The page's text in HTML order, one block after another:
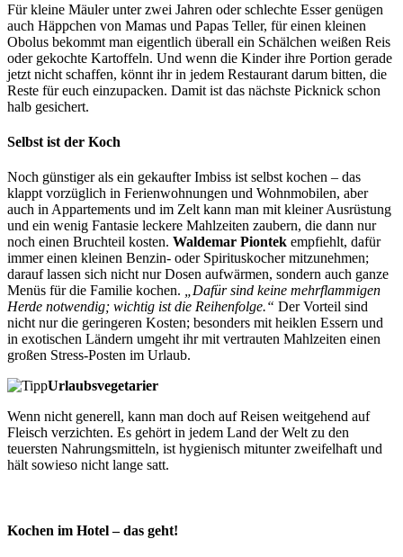
Für kleine Mäuler unter zwei Jahren oder schlechte Esser genügen
auch Häppchen von Mamas und Papas Teller, für einen kleinen
Obolus bekommt man eigentlich überall ein Schälchen weißen Reis
oder gekochte Kartoffeln. Und wenn die Kinder ihre Portion gerade
jetzt nicht schaffen, könnt ihr in jedem Restaurant darum bitten, die
Reste für euch einzupacken. Damit ist das nächste Picknick schon
halb gesichert.
Selbst ist der Koch
Noch günstiger als ein gekaufter Imbiss ist selbst kochen – das
klappt vorzüglich in Ferienwohnungen und Wohnmobilen, aber
auch in Appartements und im Zelt kann man mit kleiner Ausrüstung
und ein wenig Fantasie leckere Mahlzeiten zaubern, die dann nur
noch einen Bruchteil kosten. Waldemar Piontek empfiehlt, dafür
immer einen kleinen Benzin- oder Spirituskocher mitzunehmen;
darauf lassen sich nicht nur Dosen aufwärmen, sondern auch ganze
Menüs für die Familie kochen.
„Dafür sind keine mehrflammigen
Herde notwendig; wichtig ist die Reihenfolge.“ Der Vorteil sind
nicht nur die geringeren Kosten; besonders mit heiklen Essern und
in exotischen Ländern umgeht ihr mit vertrauten Mahlzeiten einen
großen Stress-Posten im Urlaub.
Urlaubsvegetarier
Wenn nicht generell, kann man doch auf Reisen weitgehend auf
Fleisch verzichten. Es gehört in jedem Land der Welt zu den
teuersten Nahrungsmitteln, ist hygienisch mitunter zweifelhaft und
hält sowieso nicht lange satt.
Kochen im Hotel – das geht!